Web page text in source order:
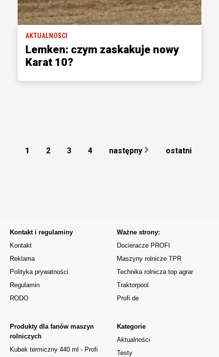
AKTUALNOŚCI
Lemken: czym zaskakuje nowy
Karat 10?
1 2 3 4 następny ostatni
Kontakt i regulaminy
Kontakt
Reklama
Polityka prywatności
Regulamin
RODO
Kategorie
Aktualności
Testy
Produkty dla fanów maszyn
rolniczych
Kubek termiczny 440 ml - Profi
Ważne strony:
Docieracze PROFI
Maszyny rolnicze TPR
Technika rolnicza top agrar
Traktorpool
Profi.de